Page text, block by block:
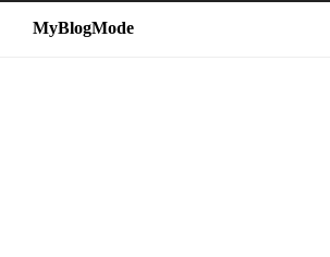
MyBlogMode
MyBlogMode